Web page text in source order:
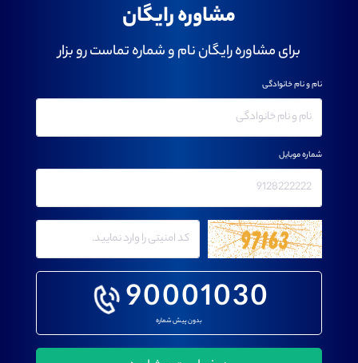
مشاوره رایگان
برای مشاوره رایگان نام و شماره تماست رو بزار
90001030
بدون پیش شماره
نام و نام خانوادگی
شماره موبایل